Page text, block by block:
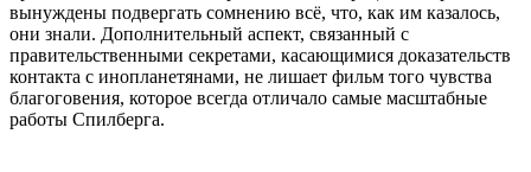
вынуждены подвергать сомнению всё, что, как им казалось,
они знали. Дополнительный аспект, связанный с
правительственными секретами, касающимися доказательств
контакта с инопланетянами, не лишает фильм того чувства
благоговения, которое всегда отличало самые масштабные
работы Спилберга.